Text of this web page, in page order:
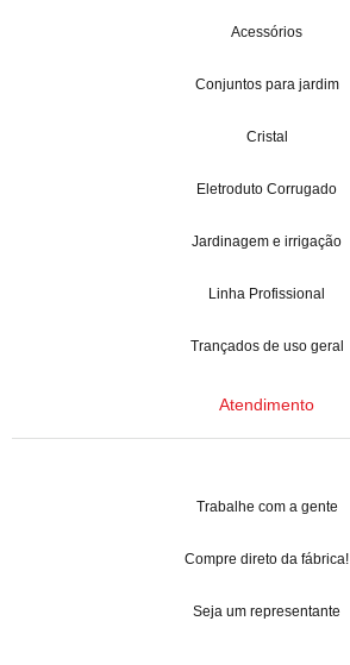
Acessórios
Conjuntos para jardim
Cristal
Eletroduto Corrugado
Jardinagem e irrigação
Linha Profissional
Trançados de uso geral
Atendimento
Trabalhe com a gente
Compre direto da fábrica!
Seja um representante